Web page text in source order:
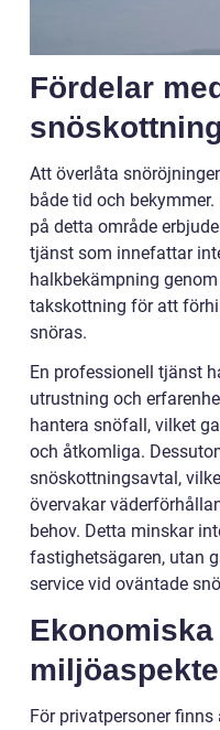
Fördelar
Att överlåta
både tid och
på detta område
tjänst som innefattar
halkbekämpning
takskottning för att
snöras.
En professionell tjänst
utrustning och
hantera snöfall, vilket
och åtkomliga.
snöskottningsavtal,
övervakar
behov. Detta minskar
fastighetsägaren, utan
service vid oväntade
För privatpersoner